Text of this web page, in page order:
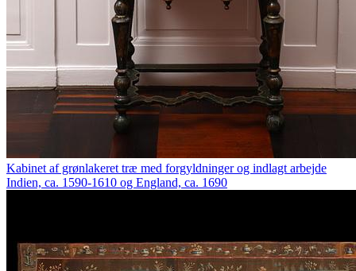
Kabinet af grønlakeret træ med forgyldninger og indlagt arbejde
Indien, ca. 1590-1610 og England, ca. 1690